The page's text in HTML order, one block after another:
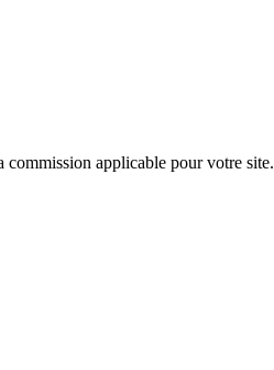
applicable pour votre site.